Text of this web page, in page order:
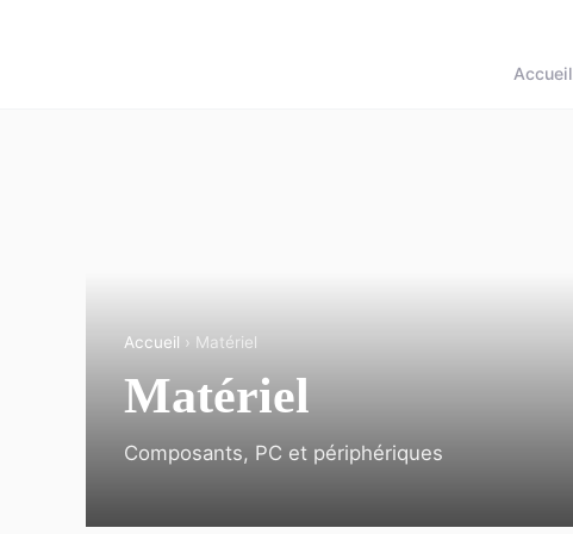
Accueil
Accueil › Matériel
Matériel
Composants, PC et périphériques